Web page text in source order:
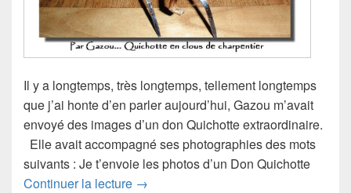
Il y a longtemps, très longtemps, tellement longtemps
que j’ai honte d’en parler aujourd’hui, Gazou m’avait
envoyé des images d’un don Quichotte extraordinaire.
Elle avait accompagné ses photographies des mots
suivants : Je t’envoie les photos d’un Don Quichotte
Continuer la lecture Les « don Quichotte » de Gazou
→